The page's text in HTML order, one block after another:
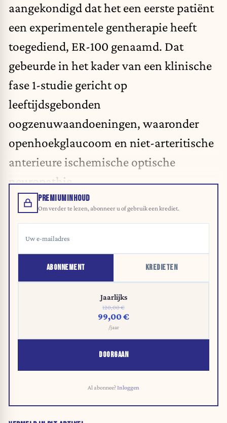
aangekondigd dat het een eerste patiënt
een experimentele gentherapie heeft
toegediend, ER-100 genaamd. Dat
gebeurde in het kader van een klinische
fase 1-studie gericht op
leeftijdsgebonden
oogzenuwaandoeningen, waaronder
openhoekglaucoom en niet-arteritische
anterieure ischemische optische
neuropathie.
PREMIUMINHOUD
Om verder te lezen, abonneer u of gebruik een krediet.
ABONNEMENT KREDIETEN
Jaarlijks
120,00 €
99,00 €
/jaar
DOORGAAN
Al abonnee?Inloggen